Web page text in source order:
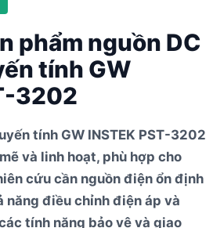
phẩm nguồn DC
tính GW
3202
tính GW INSTEK PST-3202
và linh hoạt, phù hợp cho
cứu cần nguồn điện ổn định
năng điều chỉnh điện áp và
tính năng bảo vệ và giao